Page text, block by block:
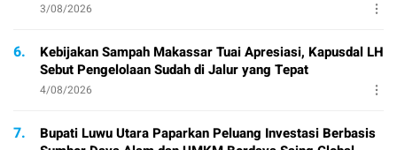
3/08/2026
6.
Kebijakan Sampah Makassar Tuai Apresiasi, Kapusdal LH
Sebut Pengelolaan Sudah di Jalur yang Tepat
4/08/2026
7.
Bupati Luwu Utara Paparkan Peluang Investasi Berbasis